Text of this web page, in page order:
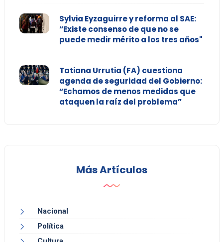
Sylvia Eyzaguirre y reforma al SAE:
“Existe consenso de que no se
puede medir mérito a los tres años"
Tatiana Urrutia (FA) cuestiona
agenda de seguridad del Gobierno:
“Echamos de menos medidas que
ataquen la raíz del problema”
Más Artículos
Nacional
Política